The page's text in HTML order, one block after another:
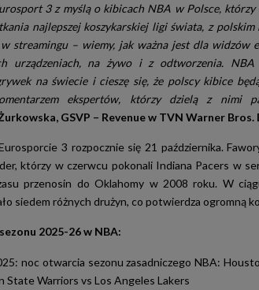
3 z myślą o kibicach NBA w Polsce,
najlepszej koszykarskiej ligi świata, z polskim
streamingu – wiemy, jak ważna jest dla widzów
urządzeniach, na żywo i z odtworzenia.
na świecie i cieszę się, że polscy kibice
ekspertów, którzy dzielą z nimi
GSVP – Revenue w TVN Warner Bros.
3 rozpocznie się 21 października.
którzy w czerwcu pokonali Indiana Pacers w
przenosin do Oklahomy w 2008 roku. W
siedem różnych drużyn, co potwierdza ogromną
2025-26 w NBA:
noc otwarcia sezonu zasadniczego NBA:
State Warriors vs Los Angeles Lakers